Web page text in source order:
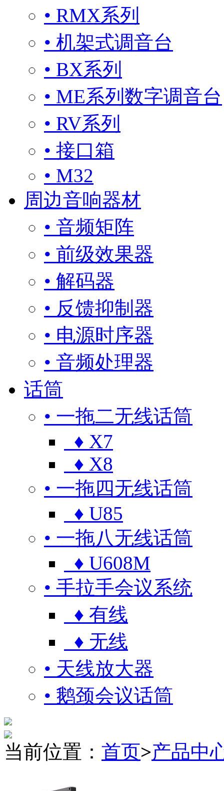
• RMX系列
• 机架式调音台
• BX系列
• ME系列数字调音台
• RV系列
• 接口箱
• M32
周边音响器材
• 音频矩阵
• 前级效果器
• 解码器
• 反馈抑制器
• 电源时序器
• 音频处理器
话筒
• 一拖二无线话筒
♦ X7
♦ X8
• 一拖四无线话筒
♦ U85
• 一拖八无线话筒
♦ U608M
• 手拉手会议系统
♦ 有线
♦ 无线
• 天线放大器
• 鹅颈会议话筒
当前位置： 首页>产品中